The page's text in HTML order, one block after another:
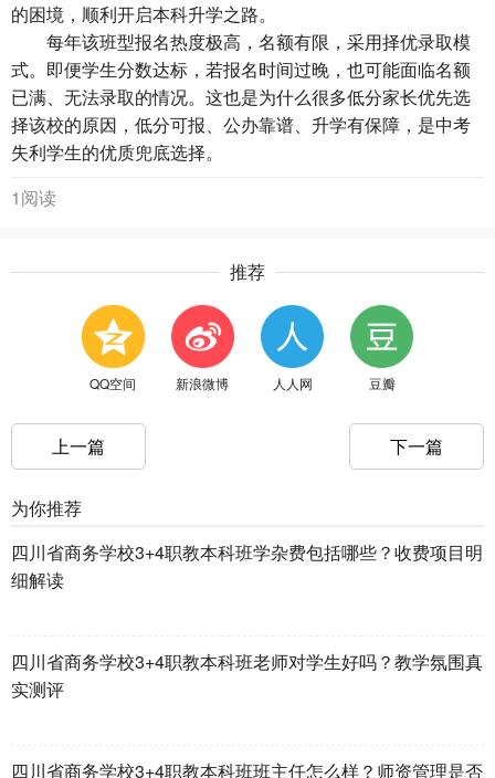
的困境，顺利开启本科升学之路。
每年该班型报名热度极高，名额有限，采用择优录取模
式。即便学生分数达标，若报名时间过晚，也可能面临名额
已满、无法录取的情况。这也是为什么很多低分家长优先选
择该校的原因，低分可报、公办靠谱、升学有保障，是中考
失利学生的优质兜底选择。
1阅读
推荐
QQ空间 新浪微博 人人网 豆瓣
上一篇 下一篇
为你推荐
四川省商务学校3+4职教本科班学杂费包括哪些？收费项目明
细解读
四川省商务学校3+4职教本科班老师对学生好吗？教学氛围真
实测评
四川省商务学校3+4职教本科班班主任怎么样？师资管理是否